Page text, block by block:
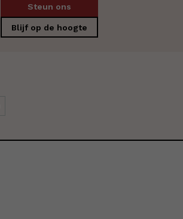
Steun ons
Blijf op de hoogte